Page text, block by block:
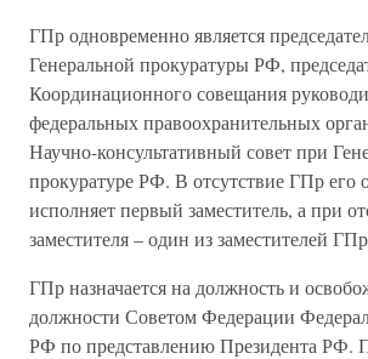
ГПр одновременно является
Генеральной прокуратуры РФ,
Координационного совещания
федеральных правоохранительных
Научно-консультативный совет при
прокуратуре РФ. В отсутствие ГПр его
исполняет первый заместитель, а при
заместителя – один из заместителей
ГПр назначается на должность и
должности Советом Федерации
РФ по представлению Президента РФ.